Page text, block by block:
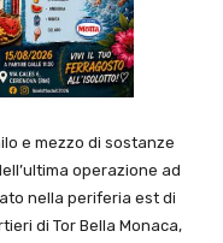
e mezzo di sostanze
operazione ad
nella periferia est di
di Tor Bella Monaca,